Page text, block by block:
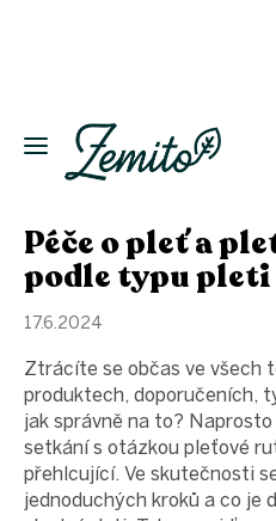
Eko
domácnost
Kosmetika
láhve
Akce
a ušetři
Novinky
Vánoce
Přihlášení
Péče o pleť a
podle typu pleti
17.6.2024
Ztrácíte se občas ve všech
produktech, doporučeních,
jak správně na to?
setkání s otázkou pleťové
přehlcující. Ve skutečnosti
jednoduchých kroků a co je